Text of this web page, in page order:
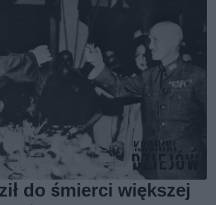
do śmierci większej